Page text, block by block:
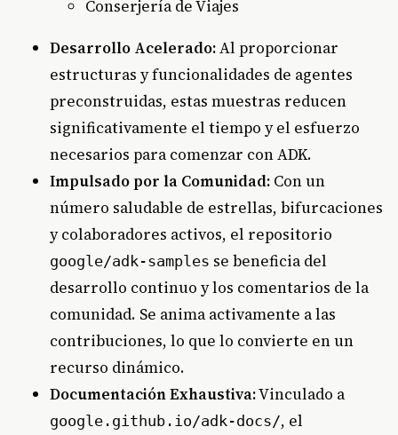
Conserjería de Viajes
Desarrollo Acelerado:Al proporcionar
estructuras y funcionalidades de agentes
preconstruidas, estas muestras reducen
significativamente el tiempo y el esfuerzo
necesarios para comenzar con ADK.
Impulsado por la Comunidad: Con un
número saludable de estrellas, bifurcaciones
y colaboradores activos, el repositorio
google/adk-samples se beneficia del
desarrollo continuo y los comentarios de la
comunidad. Se anima activamente a las
contribuciones, lo que lo convierte en un
recurso dinámico.
Documentación Exhaustiva:Vinculado a
google.github.io/adk-docs/, el